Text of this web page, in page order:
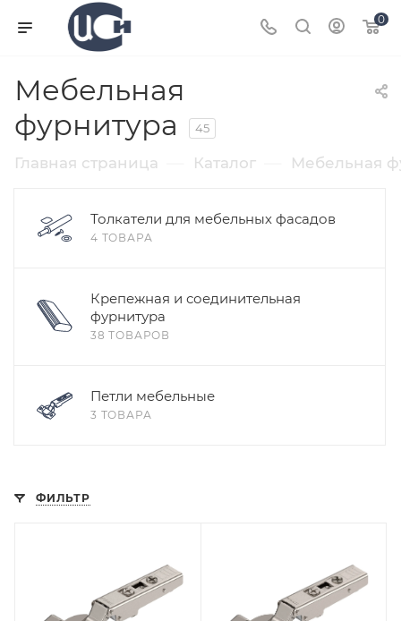
0
Мебельная
фурнитура
45
Главная страница Каталог Мебельная
Толкатели для мебельных фасадов
4 ТОВАРА
Крепежная и соединительная
фурнитура
38 ТОВАРОВ
Петли мебельные
3 ТОВАРА
ФИЛЬТР